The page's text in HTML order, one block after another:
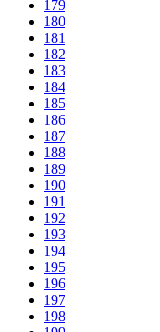
179
180
181
182
183
184
185
186
187
188
189
190
191
192
193
194
195
196
197
198